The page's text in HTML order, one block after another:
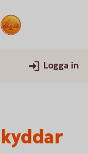
Logga in